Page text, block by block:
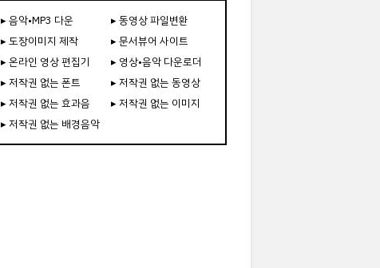
▸ 음악•MP3 다운
▸ 동영상 파일변환
▸ 도장이미지 제작
▸ 문서뷰어 사이트
▸ 온라인 영상 편집기
▸ 영상•음악 다운로더
▸ 저작권 없는 폰트
▸ 저작권 없는 동영상
▸ 저작권 없는 효과음
▸ 저작권 없는 이미지
▸ 저작권 없는 배경음악